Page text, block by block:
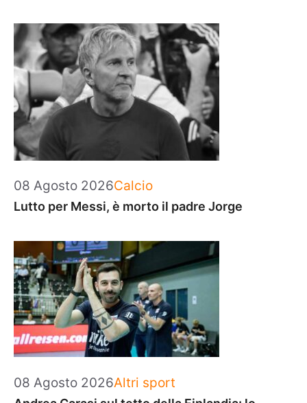
08 Agosto 2026Categorie
Calcio
Lutto per Messi, è morto il padre Jorge
08 Agosto 2026Categorie
Altri sport